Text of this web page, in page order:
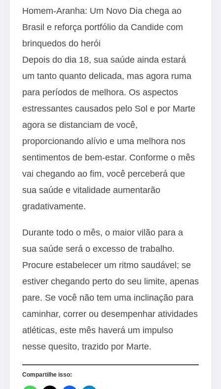
Homem-Aranha: Um Novo Dia chega ao
Brasil e reforça portfólio da Candide com
brinquedos do herói
Depois do dia 18, sua saúde ainda estará
um tanto quanto delicada, mas agora ruma
para períodos de melhora. Os aspectos
estressantes causados pelo Sol e por Marte
agora se distanciam de você,
proporcionando alívio e uma melhora nos
sentimentos de bem-estar. Conforme o mês
vai chegando ao fim, você perceberá que
sua saúde e vitalidade aumentarão
gradativamente.
Durante todo o mês, o maior vilão para a
sua saúde será o excesso de trabalho.
Procure estabelecer um ritmo saudável; se
estiver chegando perto do seu limite, apenas
pare. Se você não tem uma inclinação para
caminhar, correr ou desempenhar atividades
atléticas, este mês haverá um impulso
nesse quesito, trazido por Marte.
Compartilhe isso: